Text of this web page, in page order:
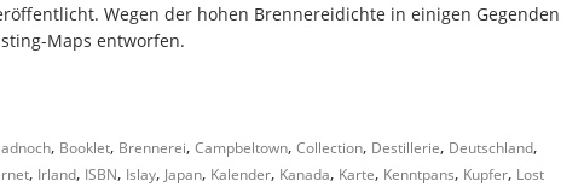
Wegen der hohen Brennereidichte in einigen Gegenden
Maps entworfen.
, Booklet, Brennerei, Campbeltown, Collection, Destillerie, Deutschland,
, Irland, ISBN, Islay, Japan, Kalender, Kanada, Karte, Kenntpans, Kupfer, Lost